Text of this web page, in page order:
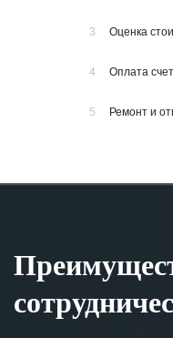
3 Оценка
4 Оплата
5 Ремонт и